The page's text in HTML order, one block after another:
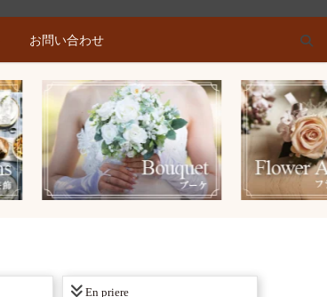
お問い合わせ
En priere